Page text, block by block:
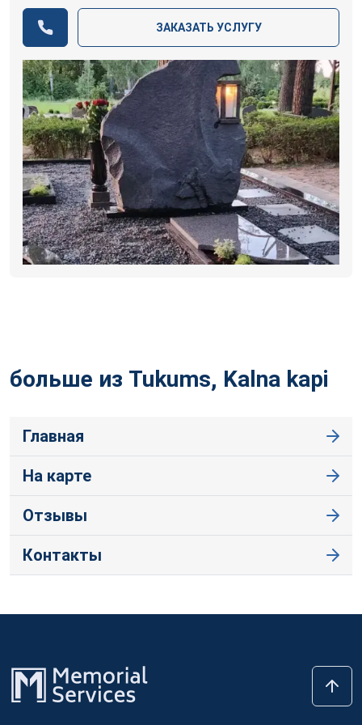
ЗАКАЗАТЬ УСЛУГУ
больше из Tukums, Kalna kapi
Главная
На карте
Отзывы
Контакты